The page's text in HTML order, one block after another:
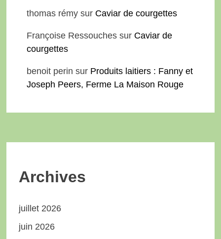
thomas rémy sur Caviar de courgettes
Françoise Ressouches sur Caviar de
courgettes
benoit perin sur Produits laitiers : Fanny et
Joseph Peers, Ferme La Maison Rouge
Archives
juillet 2026
juin 2026